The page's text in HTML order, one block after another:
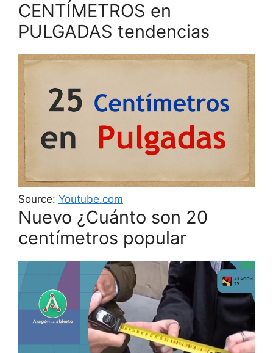
CENTÍMETROS en
PULGADAS tendencias
Source: Youtube.com
Nuevo ¿Cuánto son 20
centímetros popular